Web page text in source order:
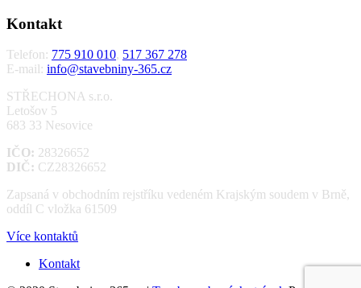
Kontakt
Telefon: 775 910 010, 517 367 278
E-mail: info@stavebniny-365.cz
STŘECHONA s.r.o.
Letošov 5
683 33 Nesovice
IČO: 28326652
DIČ: CZ28326652
Zapsaná v obchodním rejstříku vedeném Krajským soudem v Brně,
oddíl C vložka 61509
Více kontaktů
Kontakt